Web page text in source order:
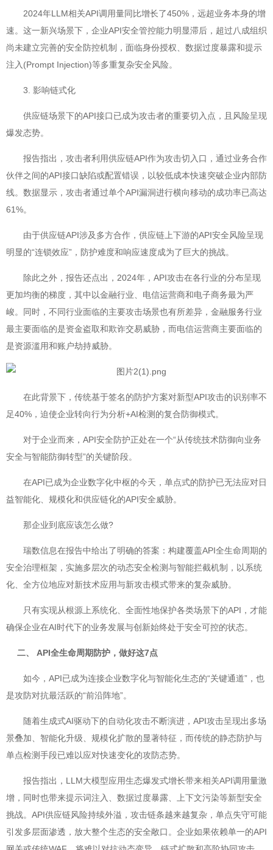
2024年LLM相关API调用量同比增长了450%，远超业务本身的增
速。这一新兴场景下，企业API安全管控能力明显滞后，超过八成组织
尚未建立完善的安全防控机制，面临身份授权、数据过度暴露和提示
注入(Prompt Injection)等多重复杂安全风险。
3. 影响链式化
供应链场景下的API接口已成为攻击者的重要切入点，且风险呈现
爆发态势。
报告指出，攻击者利用供应链API作为攻击切入口，通过业务合作
伙伴之间的API接口缺陷或配置错误，以较低成本快速突破企业内部防
线。数据显示，攻击者通过单个API漏洞进行横向移动的成功率已高达
61%。
由于供应链API涉及多方合作，供应链上下游的API安全风险呈现
明显的“连锁效应”，防护难度和响应速度成为了巨大的挑战。
除此之外，报告还点出，2024年，API攻击在各行业的分布呈现
更加均衡的梯度，其中以金融行业、电信运营商和电子商务最为严
峻。同时，不同行业面临的主要攻击场景也有所差异，金融服务行业
最主要面临的是资金盗取和欺诈交易威胁，而电信运营商主要面临的
是资源滥用和账户劫持威胁。
在此背景下，传统基于签名的防护方案对新型API攻击的识别率不
足40%，迫使企业转向行为分析+AI检测的复合防御模式。
对于企业而来，API安全防护正处在一个“从传统技术防御向业务
安全与智能防御转型”的关键阶段。
在API已成为企业数字化中枢的今天，单点式的防护已无法应对日
益智能化、规模化和供应链化的API安全威胁。
那企业到底应该怎么做?
瑞数信息在报告中给出了明确的答案：构建覆盖API全生命周期的
安全治理框架，实施多层次的动态安全检测与智能拦截机制，以系统
化、全方位地应对新技术应用与新攻击模式带来的复杂威胁。
只有实现从根源上系统化、全面性地保护各类场景下的API，才能
确保企业在AI时代下的业务发展与创新始终处于安全可控的状态。
二、 API全生命周期防护，做好这7点
如今，API已成为连接企业数字化与智能化生态的“关键通道”，也
是攻防对抗最活跃的“前沿阵地”。
随着生成式AI驱动下的自动化攻击不断演进，API攻击呈现出多场
景叠加、智能化升级、规模化扩散的显著特征，而传统的静态防护与
单点检测手段已难以应对快速变化的攻防态势。
报告指出，LLM大模型应用生态爆发式增长带来相关API调用量激
增，同时也带来提示词注入、数据过度暴露、上下文污染等新型安全
挑战。API供应链风险持续外溢，攻击链条越来越复杂，单点失守可能
引发多层面渗透，放大整个生态的安全敞口。企业如果依赖单一的API